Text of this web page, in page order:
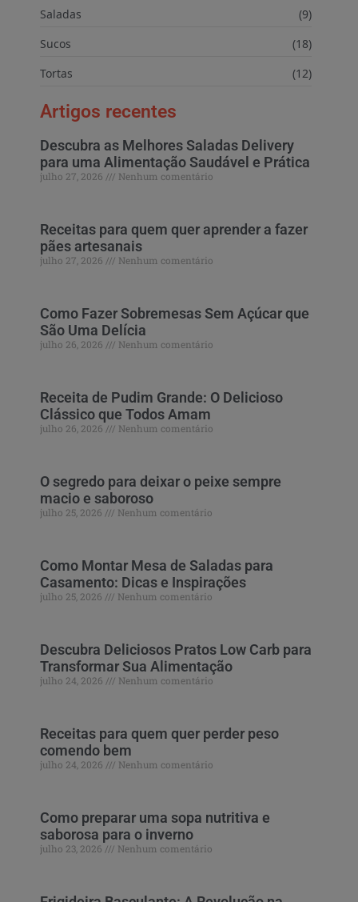
Saladas
(9)
Sucos
(18)
Tortas
(12)
Artigos recentes
Descubra as Melhores Saladas Delivery
para uma Alimentação Saudável e Prática
julho 27, 2026 Nenhum comentário
Receitas para quem quer aprender a fazer
pães artesanais
julho 27, 2026 Nenhum comentário
Como Fazer Sobremesas Sem Açúcar que
São Uma Delícia
julho 26, 2026 Nenhum comentário
Receita de Pudim Grande: O Delicioso
Clássico que Todos Amam
julho 26, 2026 Nenhum comentário
O segredo para deixar o peixe sempre
macio e saboroso
julho 25, 2026 Nenhum comentário
Como Montar Mesa de Saladas para
Casamento: Dicas e Inspirações
julho 25, 2026 Nenhum comentário
Descubra Deliciosos Pratos Low Carb para
Transformar Sua Alimentação
julho 24, 2026 Nenhum comentário
Receitas para quem quer perder peso
comendo bem
julho 24, 2026 Nenhum comentário
Como preparar uma sopa nutritiva e
saborosa para o inverno
julho 23, 2026 Nenhum comentário